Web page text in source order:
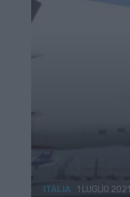
ITALIA 1 LUGLIO 2021